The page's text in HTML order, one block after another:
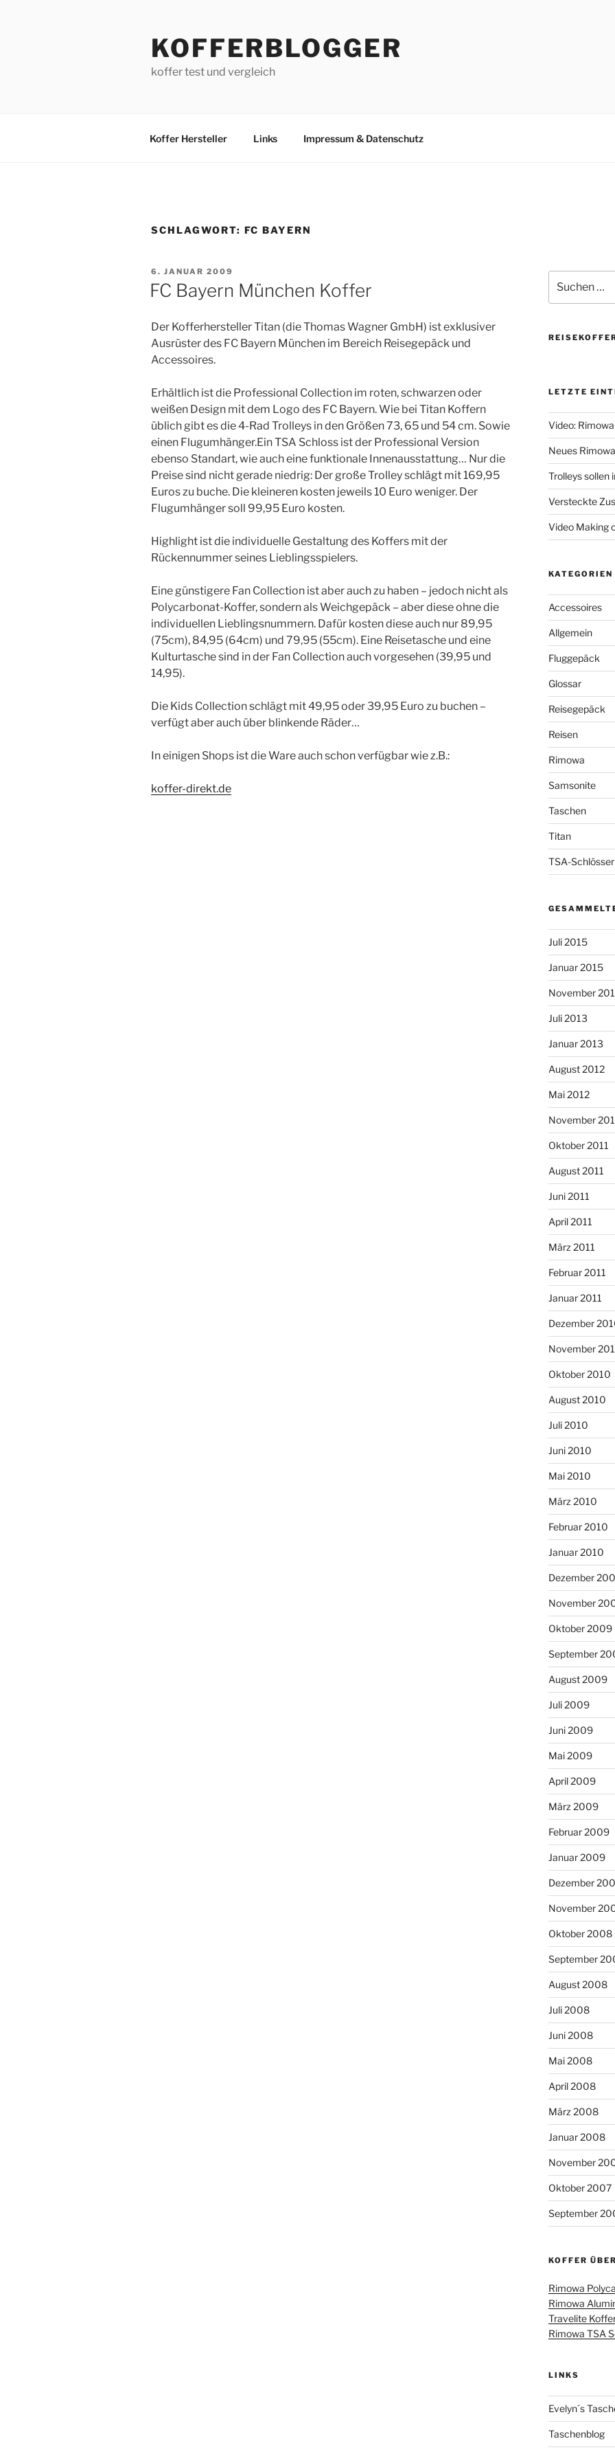
KOFFERBLOGGER
koffer test und vergleich
Koffer Hersteller Links Impressum & Datenschutz
SCHLAGWORT: FC BAYERN
VERÖFFENTLICHT
AM
6. JANUAR 2009
FC Bayern München Koffer
Der Kofferhersteller Titan (die Thomas Wagner GmbH) ist exklusiver
Ausrüster des FC Bayern München im Bereich Reisegepäck und
Accessoires.
Erhältlich ist die Professional Collection im roten, schwarzen oder
weißen Design mit dem Logo des FC Bayern. Wie bei Titan Koffern
üblich gibt es die 4-Rad Trolleys in den Größen 73, 65 und 54 cm. Sowie
einen Flugumhänger.Ein TSA Schloss ist der Professional Version
ebenso Standart, wie auch eine funktionale Innenausstattung… Nur die
Preise sind nicht gerade niedrig: Der große Trolley schlägt mit 169,95
Euros zu buche. Die kleineren kosten jeweils 10 Euro weniger. Der
Flugumhänger soll 99,95 Euro kosten.
Highlight ist die individuelle Gestaltung des Koffers mit der
Rückennummer seines Lieblingsspielers.
Eine günstigere Fan Collection ist aber auch zu haben – jedoch nicht als
Polycarbonat-Koffer, sondern als Weichgepäck – aber diese ohne die
individuellen Lieblingsnummern. Dafür kosten diese auch nur 89,95
(75cm), 84,95 (64cm) und 79,95 (55cm). Eine Reisetasche und eine
Kulturtasche sind in der Fan Collection auch vorgesehen (39,95 und
14,95).
Die Kids Collection schlägt mit 49,95 oder 39,95 Euro zu buchen –
verfügt aber auch über blinkende Räder…
In einigen Shops ist die Ware auch schon verfügbar wie z.B.:
koffer-direkt.de
nach:
LETZTE
Video:
Neues
Trolleys sollen
Versteckte
Video Making
KATEGORIEN
Accessoires
Allgemein
Fluggepäck
Glossar
Reisegepäck
Reisen
Rimowa
Samsonite
Taschen
Titan
TSA-Schlösser
Juli 2015
Januar 2015
November
Juli 2013
Januar 2013
August 2012
Mai 2012
November
Oktober 2011
August 2011
Juni 2011
April 2011
März 2011
Februar 2011
Januar 2011
Dezember
November
Oktober 2010
August 2010
Juli 2010
Juni 2010
Mai 2010
März 2010
Februar 2010
Januar 2010
Dezember
November
Oktober 2009
September
August 2009
Juli 2009
Juni 2009
Mai 2009
April 2009
März 2009
Februar 2009
Januar 2009
Dezember
November
Oktober 2008
September
August 2008
Juli 2008
Juni 2008
Mai 2008
April 2008
März 2008
Januar 2008
November
Oktober 2007
September
KOFFER
Rimowa
Rimowa
Travelite
Rimowa TSA
LINKS
Evelyn´s
Taschenblog